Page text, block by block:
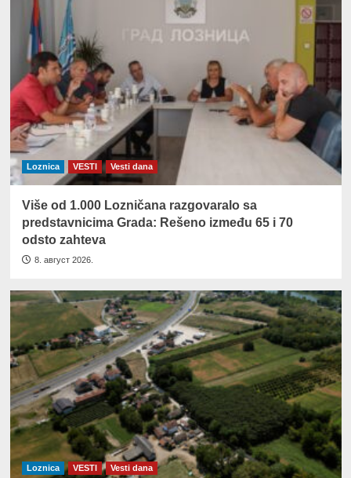
Loznica VESTI Vesti dana
Više od 1.000 Lozničana razgovaralo sa
predstavnicima Grada: Rešeno između 65 i 70
odsto zahteva
8. август 2026.
Loznica VESTI Vesti dana